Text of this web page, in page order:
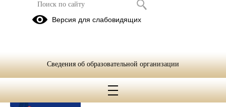
Публикации за 06.09.2023
Версия для слабовидящих
Сведения об образовательной организации